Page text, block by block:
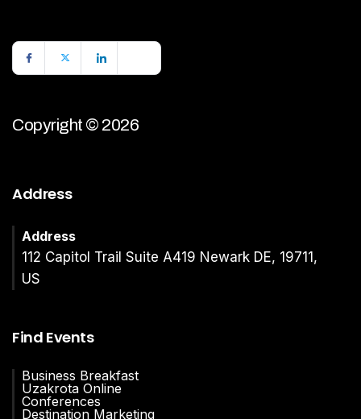
Copyright © 2026
Address
Address
112 Capitol Trail Suite A419 Newark DE, 19711,
US
Find Events
Business Breakfast
Uzakrota Online
Conferences
Destination Marketing